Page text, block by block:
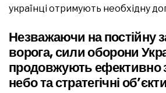
українці отримують необхідну
Незважаючи на постійну
ворога, сили оборони
продовжують ефективно
небо та стратегічні